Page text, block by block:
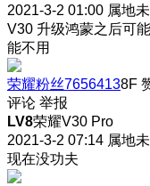
2021-3-2 01:00 属地
V30 升级鸿蒙之后可
能不用
荣耀粉丝76564138F
评论 举报
LV8荣耀V30 Pro
2021-3-2 07:14 属地
现在没功夫